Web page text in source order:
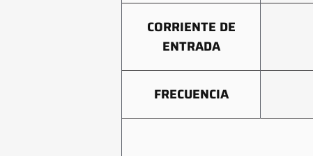
CORRIENTE DE
ENTRADA
FRECUENCIA